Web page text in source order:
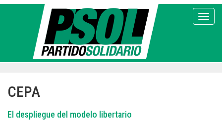
Pasar
CEPA
El despliegue del modelo libertario